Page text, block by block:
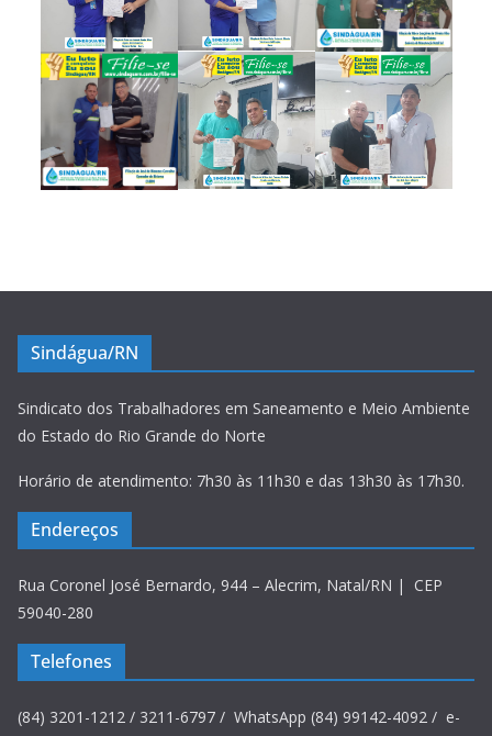
Sindágua/RN
Sindicato dos Trabalhadores em Saneamento e Meio Ambiente
do Estado do Rio Grande do Norte
Horário de atendimento: 7h30 às 11h30 e das 13h30 às 17h30.
Endereços
Rua Coronel José Bernardo, 944 – Alecrim, Natal/RN | CEP
59040-280
Telefones
(84) 3201-1212 / 3211-6797 / WhatsApp (84) 99142-4092 / e-